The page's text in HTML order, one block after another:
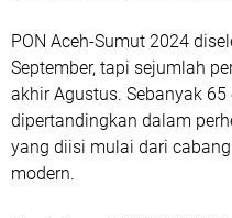
PON Aceh-Sumut 2024
September, tapi sejumlah
akhir Agustus. Sebanyak
dipertandingkan dalam
yang diisi mulai dari
modern.